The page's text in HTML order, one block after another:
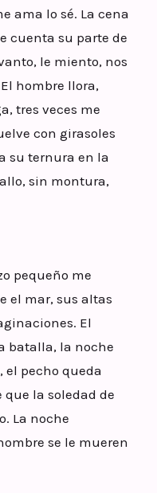
ama lo sé. La cena
cuenta su parte de
le miento, nos
hombre llora,
tres veces me
con girasoles
su ternura en la
sin montura,
pequeño me
el mar, sus altas
El
batalla, la noche
el pecho queda
que la soledad de
La noche
se le mueren